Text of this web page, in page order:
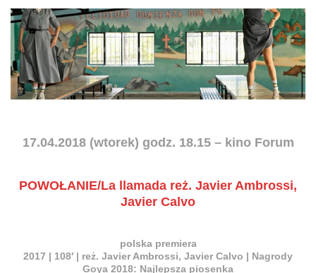
17.04.2018 (wtorek) godz. 18.15 – kino Forum
POWOŁANIE/La llamada reż. Javier Ambrossi,
Javier Calvo
polska premiera
2017 | 108′ | reż. Javier Ambrossi, Javier Calvo | Nagrody
Goya 2018: Najlepsza piosenka